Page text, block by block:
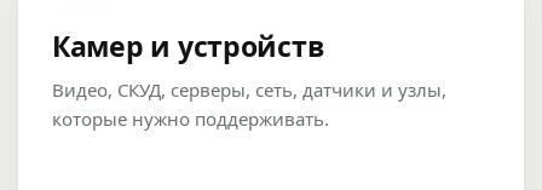
Камер и устройств
Видео, СКУД, серверы, сеть, датчики и узлы,
которые нужно поддерживать.